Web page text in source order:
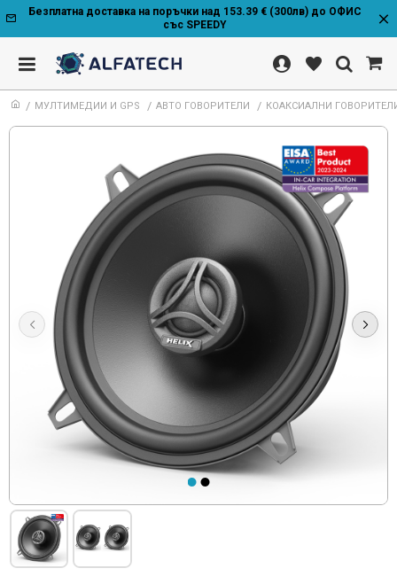
Безплатна доставка на поръчки над 153.39 € (300лв) до ОФИС
със SPEEDY
МУЛТИМЕДИИ И GPS АВТО ГОВОРИТЕЛИ КОАКСИАЛНИ ГОВОРИТЕЛИ